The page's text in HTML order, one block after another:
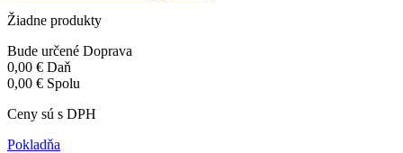
Žiadne produkty
Bude určené Doprava
0,00 € Daň
0,00 € Spolu
Ceny sú s DPH
Pokladňa